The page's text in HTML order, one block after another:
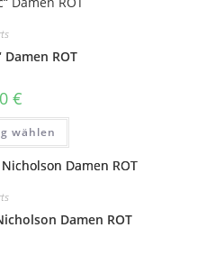
Damen ROT
€
wählen
Dieses
weist
mehrere
Varianten
können
Damen ROT